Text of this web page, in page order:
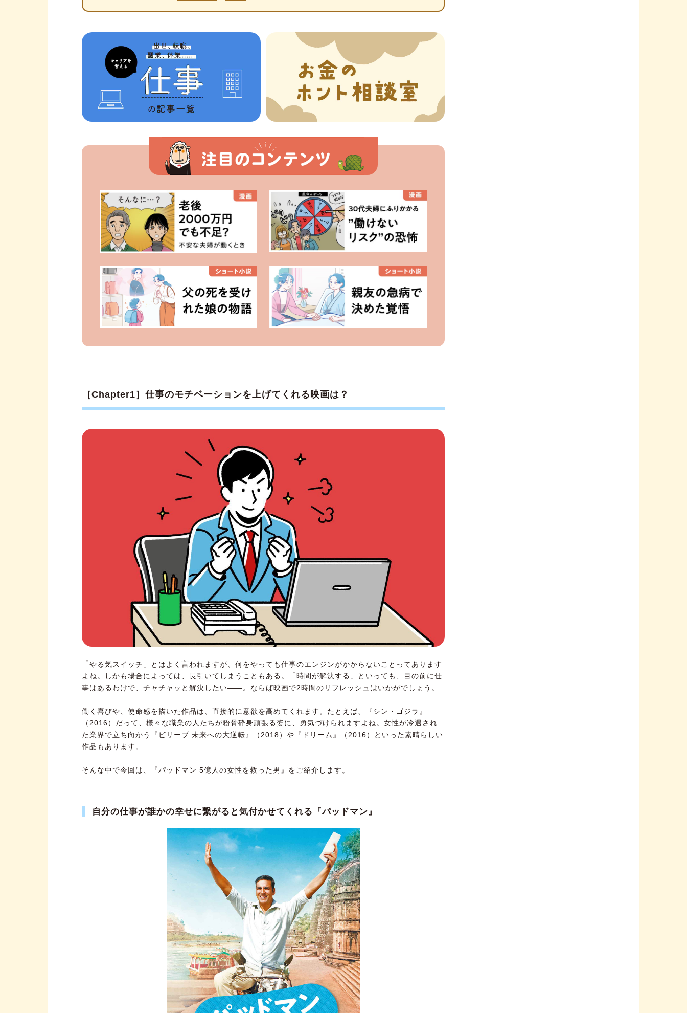
［Chapter1］仕事のモチベーションを上げてくれる映画は？
「やる気スイッチ」とはよく言われますが、何をやっても仕事のエンジンがかからないことってあります
よね。しかも場合によっては、長引いてしまうこともある。「時間が解決する」といっても、目の前に仕
事はあるわけで、チャチャッと解決したい――。ならば映画で2時間のリフレッシュはいかがでしょう。
働く喜びや、使命感を描いた作品は、直接的に意欲を高めてくれます。たとえば、『シン・ゴジラ』
（2016）だって、様々な職業の人たちが粉骨砕身頑張る姿に、勇気づけられますよね。女性が冷遇され
た業界で立ち向かう『ビリーブ 未来への大逆転』（2018）や『ドリーム』（2016）といった素晴らしい
作品もあります。
そんな中で今回は、『パッドマン 5億人の女性を救った男』をご紹介します。
自分の仕事が誰かの幸せに繋がると気付かせてくれる『パッドマン』